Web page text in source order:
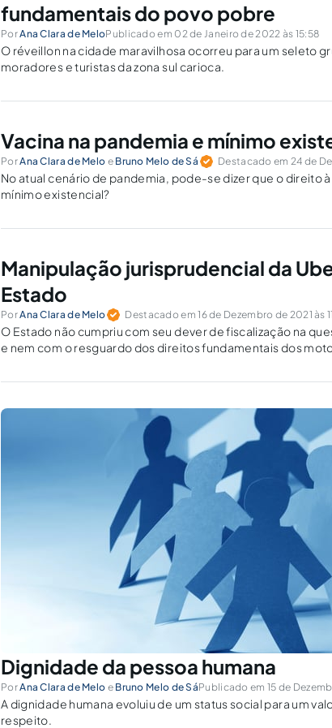
fundamentais do povo pobre
PorAna Clara de MeloPublicado em 02 de Janeiro de 2022 às 15:58
O réveillon na cidade maravilhosa ocorreu para um seleto
moradores e turistas da zona sul carioca.
Vacina na pandemia e mínimo
PorAna Clara de Melo e Bruno Melo de Sá Destacado em 24 de
No atual cenário de pandemia, pode-se dizer que o direito
mínimo existencial?
Manipulação jurisprudencial da
Estado
PorAna Clara de Melo Destacado em 16 de Dezembro de 2021 às
O Estado não cumpriu com seu dever de fiscalização na
e nem com o resguardo dos direitos fundamentais dos
Dignidade da pessoa humana
PorAna Clara de Melo e Bruno Melo de SáPublicado em 15 de
A dignidade humana evoluiu de um status social para um
respeito.